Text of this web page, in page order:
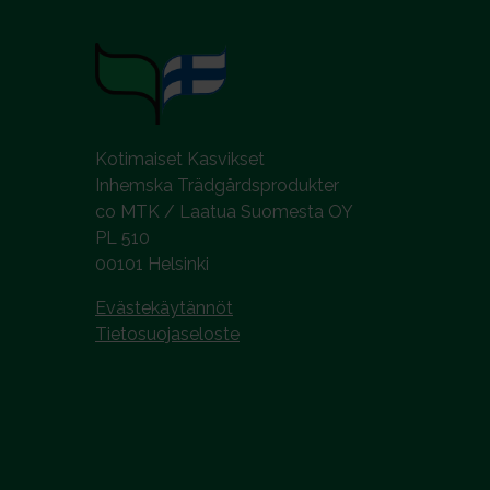
Kotimaiset Kasvikset
Inhemska Trädgårdsprodukter
co MTK / Laatua Suomesta OY
PL 510
00101 Helsinki
Evästekäytännöt
Tietosuojaseloste